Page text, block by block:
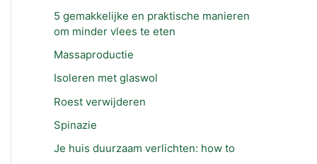
5 gemakkelijke en praktische manieren
om minder vlees te eten
Massaproductie
Isoleren met glaswol
Roest verwijderen
Spinazie
Je huis duurzaam verlichten: how to